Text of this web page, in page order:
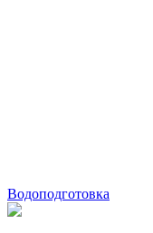
Водоподготовка